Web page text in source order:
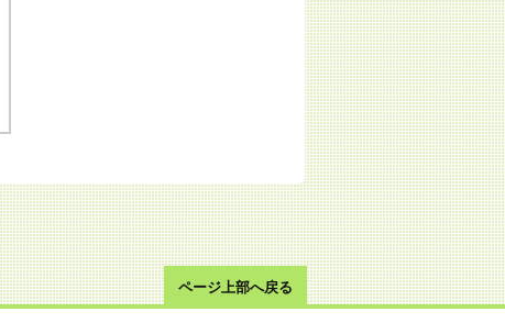
ページ上部へ戻る